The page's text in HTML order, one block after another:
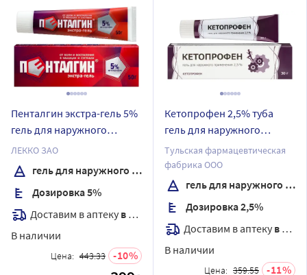
Пенталгин экстра-гель 5%
гель для наружного
применения 50 гр
ЛЕККО ЗАО
гель для наружного применения
Дозировка 5%
Доставим в аптеку в течение 7 дней
В наличии
Цена: 443.33 10
Кетопрофен 2,5% туба
гель для наружного
применения 30 гр
Тульская фармацевтическая
фабрика ООО
гель для наружного применения
Дозировка 2,5%
Доставим в аптеку в течение 7 дней
В наличии
Цена: 359.55 11